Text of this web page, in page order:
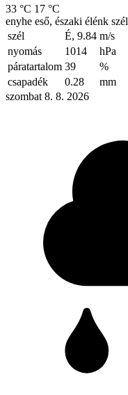
33 °C 17 °C
enyhe eső, északi élénk szél
szél
É, 9.84 m/s
nyomás
1014
hPa
páratartalom 39
%
csapadék
0.28
mm
szombat 8. 8. 2026